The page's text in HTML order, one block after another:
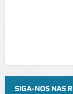
SIGA-NOS NAS